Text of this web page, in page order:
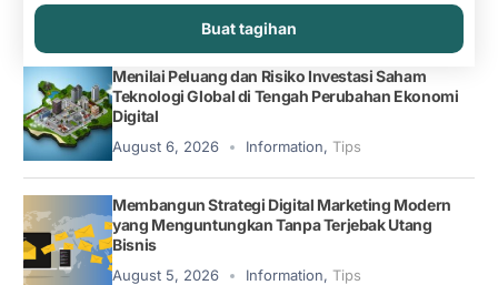
Buat tagihan
Menilai Peluang dan Risiko Investasi Saham
Teknologi Global di Tengah Perubahan Ekonomi
Digital
August 6, 2026 Information, Tips
Membangun Strategi Digital Marketing Modern
yang Menguntungkan Tanpa Terjebak Utang
Bisnis
August 5, 2026 Information, Tips